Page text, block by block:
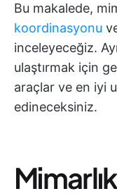
Bu makalede,
koordinasyonu
inceleyeceğiz.
ulaştırmak için
araçlar ve en iyi
edineceksiniz.